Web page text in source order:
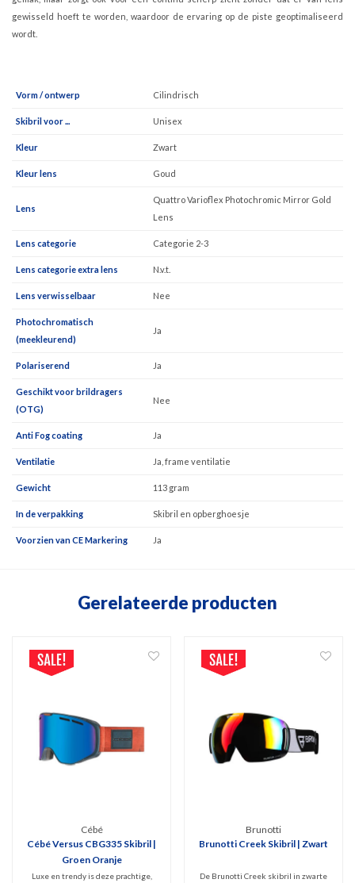
gewisseld hoeft te worden, waardoor de ervaring op de piste geoptimaliseerd
wordt.
Vorm / ontwerp Cilindrisch
Skibril voor ... Unisex
Kleur Zwart
Kleur lens Goud
Lens
Quattro Varioflex Photochromic Mirror Gold
Lens
Lens categorie Categorie 2-3
Lens categorie extra lens N.v.t.
Lens verwisselbaar Nee
Photochromatisch
(meekleurend)
Ja
Polariserend Ja
Geschikt voor brildragers
(OTG)
Nee
Anti Fog coating Ja
Ventilatie Ja, frame ventilatie
Gewicht 113 gram
In de verpakking Skibril en opberghoesje
Voorzien van CE Markering Ja
Gerelateerde producten
Cébé
Cébé Versus CBG335 Skibril |
Groen Oranje
Luxe en trendy is deze prachtige,
Brunotti
Brunotti Creek Skibril | Zwart
De Brunotti Creek skibril in zwarte